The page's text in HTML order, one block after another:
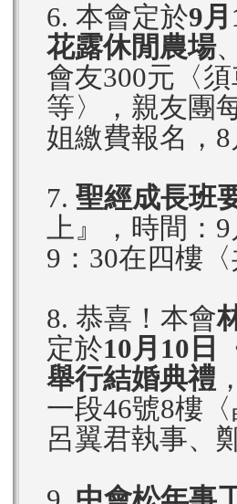
6. 本會定於9
花露休閒農場
會友300元〈
等〉，親友團
姐繳費報名，
7. 聖經成長班
上』，時間：
9：30在四樓
8. 恭喜！本會
定於10月10日
舉行結婚典禮
一段46號8樓
呂翼君執事、